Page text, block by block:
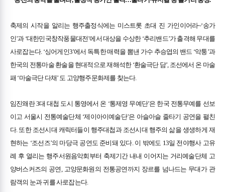
축제의 시작을 알리는 행주출정식에는 미스트롯 초대 진 가인이어라~‘송가
인’과 ‘대한민국창작풍물대전’에서 대상을 수상한 ‘추리밴드’가 출격해 무대를
사로잡는다. ‘싱어게인3’에서 독특한 매력을 뽐낸 가수 추승엽의 밴드 ‘악퉁’과
한국의 전통마술 환술을 현대적으로 재해석한 ‘환술극단 담’, 조선에서 온 마술
패 ‘마술극단 다채’ 도 고양행주문화제를 찾는다.
임진왜란 3대 대첩 도시 통영에서 온 ‘통제영 무예단’은 한국 전통무예를 선보
이고 서울시 전통예술단체 ‘제이아이예술단’은 아슬아슬 줄타기 공연을 펼친
다. 또한 조선시대 캐릭터들이 행주대첩과 조선시대 행주의 삶을 생생하게 재
현하는 ‘조선즈’의 마당극 공연도 준비돼 있다. 이 밖에도 13일 전야행사 고유
례 후 열리는 행주서원음악회부터 축제기간 내내 이어지는 거리예술단체 고
양버스커즈의 공연, 고양문화원의 전통공연까지 장르를 넘나드는 무대가 관
람객의 눈과 귀를 사로잡는다.